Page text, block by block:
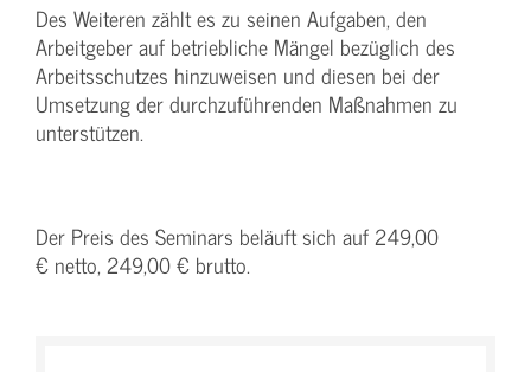
Des Weiteren zählt es zu seinen Aufgaben, den
Arbeitgeber auf betriebliche Mängel bezüglich des
Arbeitsschutzes hinzuweisen und diesen bei der
Umsetzung der durchzuführenden Maßnahmen zu
unterstützen.
Der Preis des Seminars beläuft sich auf 249,00
€ netto, 249,00 € brutto.